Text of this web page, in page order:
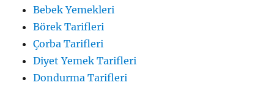
Bebek Yemekleri
Börek Tarifleri
Çorba Tarifleri
Diyet Yemek Tarifleri
Dondurma Tarifleri